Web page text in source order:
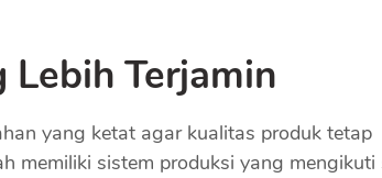
Terjamin
yang ketat agar kualitas produk tetap
memiliki sistem produksi yang